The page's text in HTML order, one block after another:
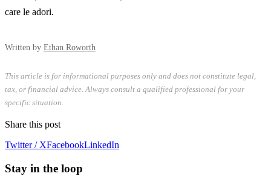
care le adori.
Written by Ethan Roworth
This article is for informational purposes only and does not constitute legal,
tax, or financial advice. Always consult a qualified professional for your
specific situation.
Share this post
Twitter / XFacebookLinkedIn
Stay in the loop